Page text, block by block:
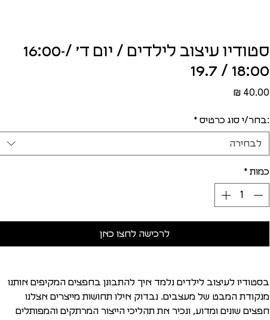
סטודיו עיצוב לילדים / יום ד׳ /16:00-
18:00 / 19.7
‏40.00 ‏₪ מחיר
:בחר/י סוג כרטיס *
לבחירה
כמות *
לרכישה לחצו כאן
בסטודיו לעיצוב לילדים נלמד איך להתבונן בחפצים המקיפים אותנו
מנקודת המבט של מעצבים. נבדוק אילו תחושות מייצרים אצלנו
חפצים שונים ומדוע, ונכיר את תהליכי הייצור המרתקים והמפותלים